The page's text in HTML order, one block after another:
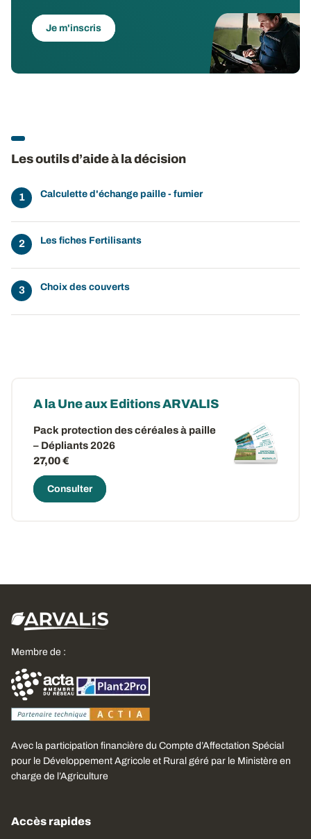
Je m'inscris
Les outils d’aide à la décision
Calculette d'échange paille - fumier
Les fiches Fertilisants
Choix des couverts
A la Une aux Editions ARVALIS
Pack protection des céréales à paille
– Dépliants 2026
27,00 €
Consulter
Membre de :
Avec la participation financière du Compte d’Affectation Spécial
pour le Développement Agricole et Rural géré par le Ministère en
charge de l’Agriculture
Accès rapides